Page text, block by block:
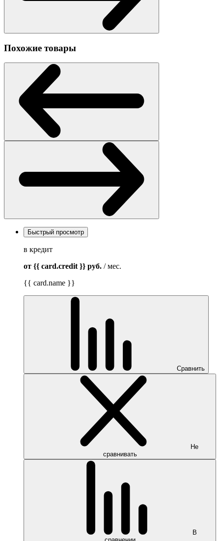
Похожие товары
Быстрый просмотр
в кредит
от {{ card.credit }} руб. / мес.
{{ card.name }}
Сравнить
Не
сравнивать
В